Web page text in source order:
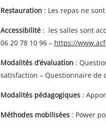
Restauration : Les repas ne
Accessibilité: les salles sont
06 20 78 10 96 – https://
Modalités d’évaluation :
satisfaction – Questionnaire de
Modalités pédagogiques:
Méthodes mobilisées: Power